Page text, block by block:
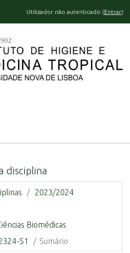
Utilizador não autenticado (Entrar)
disciplina
2023/2024
Biomédicas
S1
Sumário